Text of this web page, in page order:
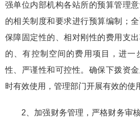
强单位内部机构各站所的预算管理
的相关制度和要求进行预算编制；
保障固定性的、相对刚性的费用支
的、有控制空间的费用项目，进一
性、严谨性和可控性。确保下拨资
时有效使用，管理部门开展有效的使
2、加强财务管理，严格财务审